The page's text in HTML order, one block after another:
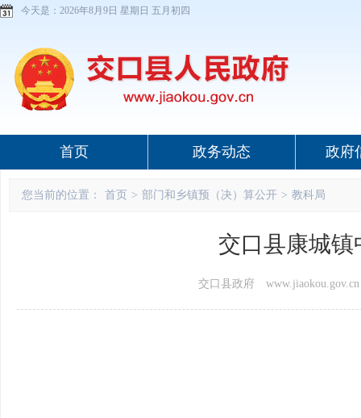
今天是： 2026年8月9日 星期日 五月初四
首页 政务动态 政府
您当前的位置： 首页 > 部门和乡镇预（决）算公开 > 教科局
交口县康城镇
交口县政府 www.jiaokou.gov.cn